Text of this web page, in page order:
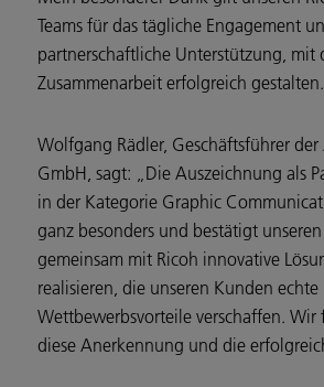
Teams für das tägliche Engagement
partnerschaftliche Unterstützung, mit
Zusammenarbeit erfolgreich
Wolfgang Rädler, Geschäftsführer
GmbH, sagt: „Die Auszeichnung als
in der Kategorie Graphic
ganz besonders und bestätigt
gemeinsam mit Ricoh innovative
realisieren, die unseren Kunden echte
Wettbewerbsvorteile verschaffen. Wir
diese Anerkennung und die